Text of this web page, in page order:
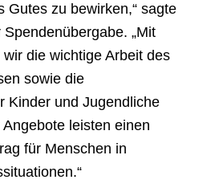
Gutes zu bewirken,“ sagte
Spendenübergabe. „Mit
wir die wichtige Arbeit des
sowie die
r Kinder und Jugendliche
leisten einen
für Menschen in
“